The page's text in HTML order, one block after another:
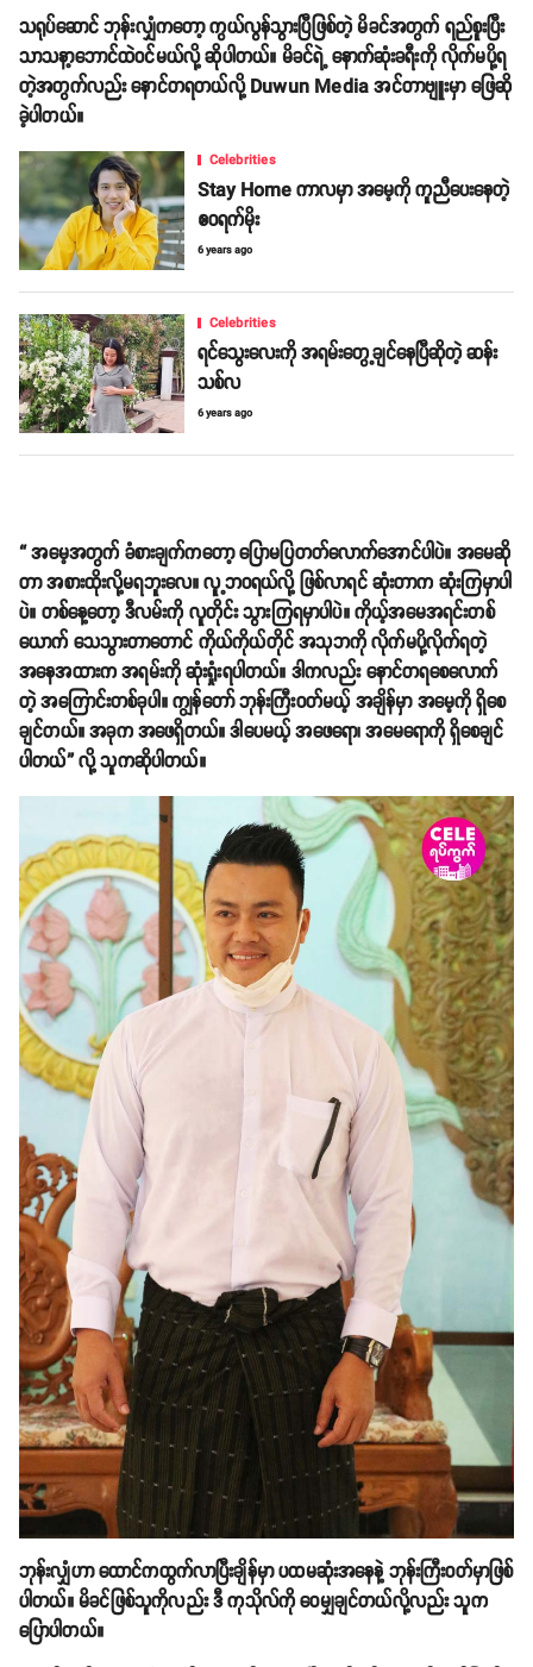
သရုပ်ဆောင် ဘုန်းလျှံကတော့ ကွယ်လွန်သွားပြီဖြစ်တဲ့ မိခင်အတွက် ရည်စူးပြီး
သာသနာ့ဘောင်ထဲဝင်မယ်လို့ ဆိုပါတယ်။ မိခင်ရဲ့ နောက်ဆုံးခရီးကို လိုက်မပို့ရ
တဲ့အတွက်လည်း နောင်တရတယ်လို့ Duwun Media အင်တာဗျူးမှာ ဖြေဆို
ခဲ့ပါတယ်။
Celebrities
Stay Home ကာလမှာ အမေ့ကို ကူညီပေးနေတဲ့
ဧဝရက်မိုး
6 years ago
Celebrities
ရင်သွေးလေးကို အရမ်းတွေ့ချင်နေပြီဆိုတဲ့ ဆန်း
သစ်လ
6 years ago
“ အမေ့အတွက် ခံစားချက်ကတော့ ပြောမပြတတ်လောက်အောင်ပါပဲ။ အမေဆို
တာ အစားထိုးလို့မရဘူးလေ။ လူ့ဘဝရယ်လို့ ဖြစ်လာရင် ဆုံးတာက ဆုံးကြမှာပါ
ပဲ။ တစ်နေ့တော့ ဒီလမ်းကို လူတိုင်း သွားကြရမှာပါပဲ။ ကိုယ့်အမေအရင်းတစ်
ယောက် သေသွားတာတောင် ကိုယ်ကိုယ်တိုင် အသုဘကို လိုက်မပို့လိုက်ရတဲ့
အနေအထားက အရမ်းကို ဆုံးရှုံးရပါတယ်။ ဒါကလည်း နောင်တရစေလောက်
တဲ့ အကြောင်းတစ်ခုပါ။ ကျွန်တော် ဘုန်းကြီးဝတ်မယ့် အချိန်မှာ အမေ့ကို ရှိစေ
ချင်တယ်။ အခုက အဖေရှိတယ်။ ဒါပေမယ့် အဖေရော၊ အမေရောကို ရှိစေချင်
ပါတယ်” လို့ သူကဆိုပါတယ်။
ဘုန်းလျှံဟာ ထောင်ကထွက်လာပြီးချိန်မှာ ပထမဆုံးအနေနဲ့ ဘုန်းကြီးဝတ်မှာဖြစ်
ပါတယ်။ မိခင်ဖြစ်သူကိုလည်း ဒီ ကုသိုလ်ကို ဝေမျှချင်တယ်လို့လည်း သူက
ပြောပါတယ်။